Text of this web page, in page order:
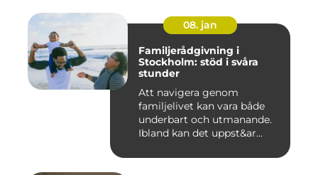
08. jan
Familjerådgivning i
Stockholm: stöd i svåra
stunder
Att navigera genom
familjelivet kan vara både
underbart och utmanande.
Ibland kan det uppst&ar...